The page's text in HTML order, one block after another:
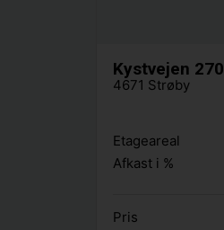
Kystvejen 270
4671 Strøby
Etageareal
Afkast i %
Pris